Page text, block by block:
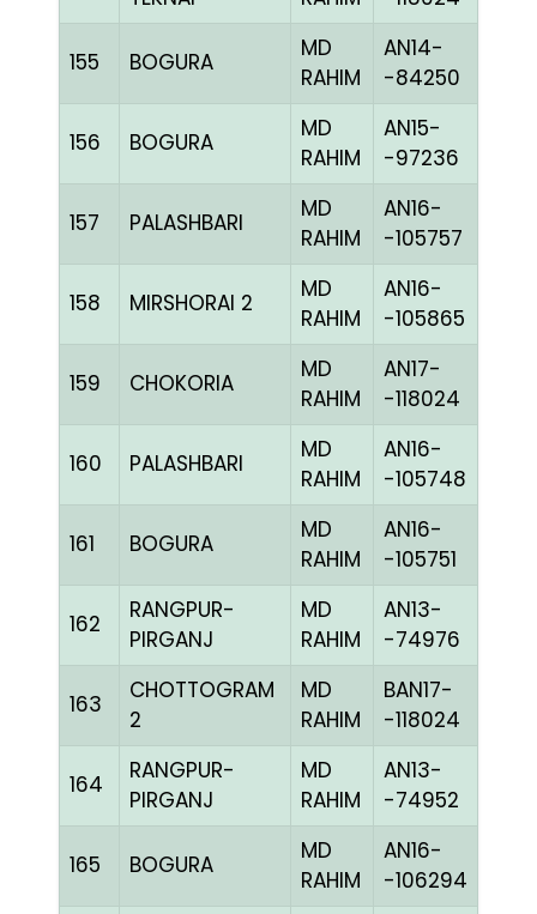
155 BOGURA
MD
RAHIM
AN14-
-84250
156 BOGURA
MD
RAHIM
AN15-
-97236
157 PALASHBARI
MD
RAHIM
AN16-
-105757
158 MIRSHORAI 2
MD
RAHIM
AN16-
-105865
159 CHOKORIA
MD
RAHIM
AN17-
-118024
160 PALASHBARI
MD
RAHIM
AN16-
-105748
161 BOGURA
MD
RAHIM
AN16-
-105751
162
RANGPUR-
PIRGANJ
MD
RAHIM
AN13-
-74976
163
CHOTTOGRAM
2
MD
RAHIM
BAN17-
-118024
164
RANGPUR-
PIRGANJ
MD
RAHIM
AN13-
-74952
165 BOGURA
MD
RAHIM
AN16-
-106294